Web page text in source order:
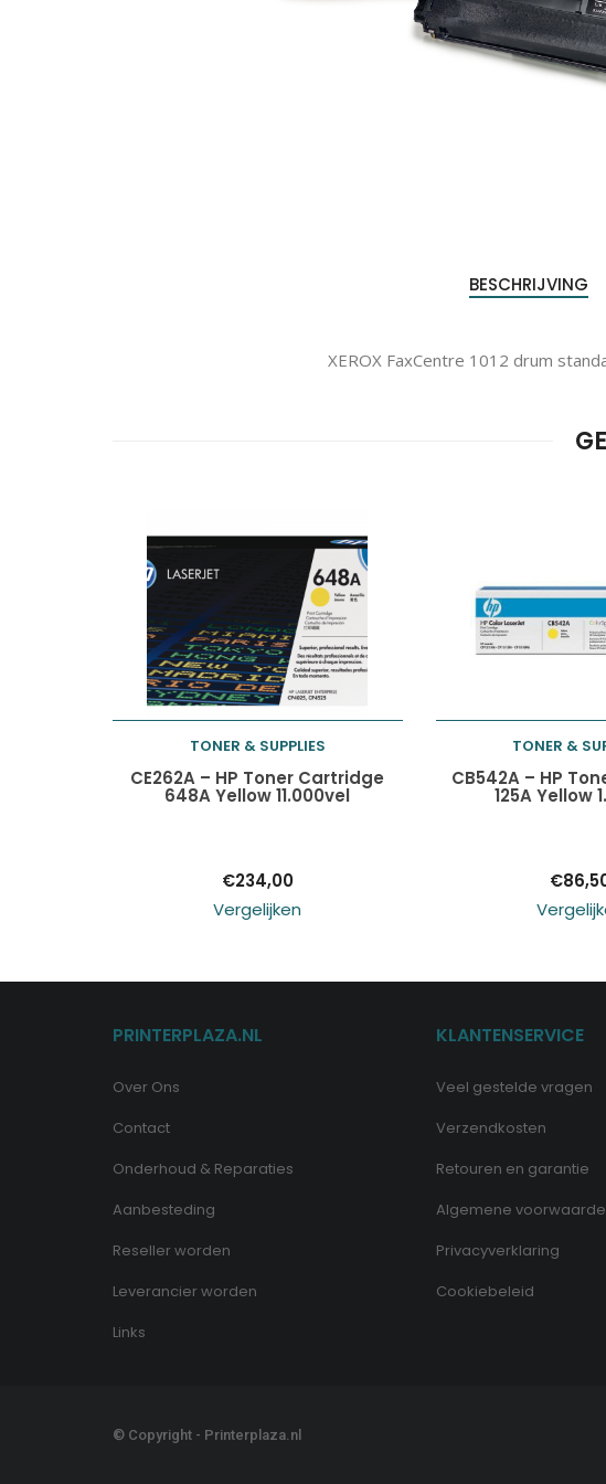
BESCHRIJVING
XEROX FaxCentre 1012 drum
Toevoegen aan
TONER & SUPPLIES
CE262A – HP Toner Cartridge
648A Yellow 11.000vel
€234,00
Vergelijken
Toevoegen
TONER &
CB542A – HP
125A Yellow
€
PRINTERPLAZA.NL
Over Ons
Contact
Onderhoud & Reparaties
Aanbesteding
Reseller worden
Leverancier worden
Links
KLANTENSERVICE
Veel gestelde vragen
Verzendkosten
Retouren en garantie
Algemene
Privacyverklaring
Cookiebeleid
© Copyright - Printerplaza.nl